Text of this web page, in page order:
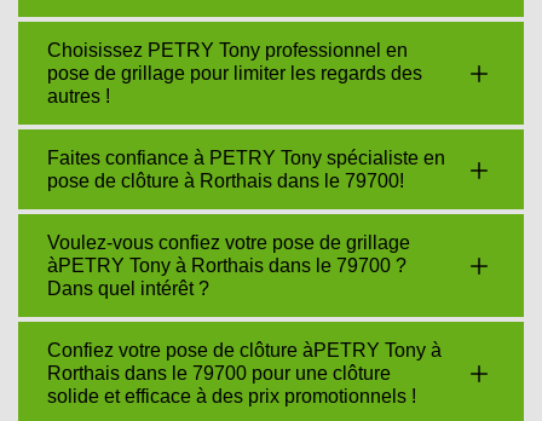
Choisissez PETRY Tony professionnel en
pose de grillage pour limiter les regards des
autres !
Faites confiance à PETRY Tony spécialiste en
pose de clôture à Rorthais dans le 79700!
Voulez-vous confiez votre pose de grillage
àPETRY Tony à Rorthais dans le 79700 ?
Dans quel intérêt ?
Confiez votre pose de clôture àPETRY Tony à
Rorthais dans le 79700 pour une clôture
solide et efficace à des prix promotionnels !